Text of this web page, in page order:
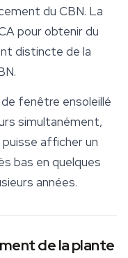
du CBN. La
pour obtenir du
distincte de la
de fenêtre ensoleillé
simultanément,
afficher un
bas en quelques
années.
de la plante